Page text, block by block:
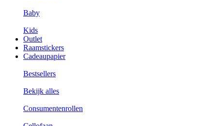
Baby
Kids
Outlet
Raamstickers
Cadeaupapier
Bestsellers
Bekijk alles
Consumentenrollen